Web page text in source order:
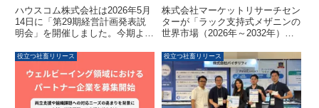
上高を達成しました
ハウスコム株式会社は2026年5月
14日に「第29期経営計画発表説
明会」を開催しました。今期より
した松川 泰三氏が前期の業績振
り返りと今期の経営方針を発表
し、過去最高売上高を達成したこ
とを報告しました。また、大東建
託株式会社 代表取締役 社長執行
予測
株式会社マーケットリサーチセン
ターが「ラック支持式メザニンの
世界市場（2026年～2032年）」
倉庫スペースを効率的に活用でき
るラック支持式メザニンは、
2032年までに年平均成長率
（CAGR）6.1%で成長し、市場
規模は105億7,000万米ドルに達
役立つ社畜リリース 役立つ社畜リリース